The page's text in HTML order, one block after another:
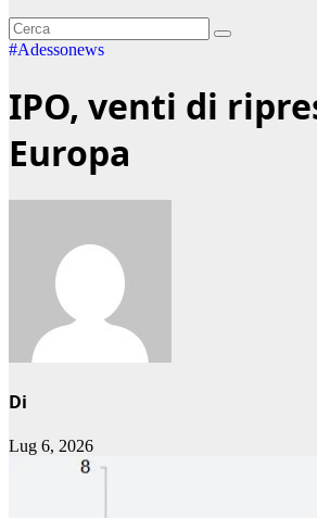
#Adessonews
IPO, venti di
Europa
Di
Lug 6, 2026